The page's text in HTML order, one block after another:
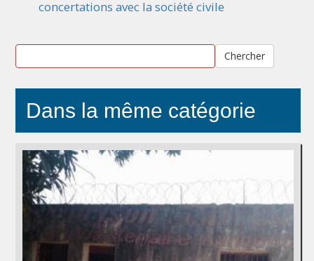
concertations avec la société civile
Chercher
Dans la même catégorie